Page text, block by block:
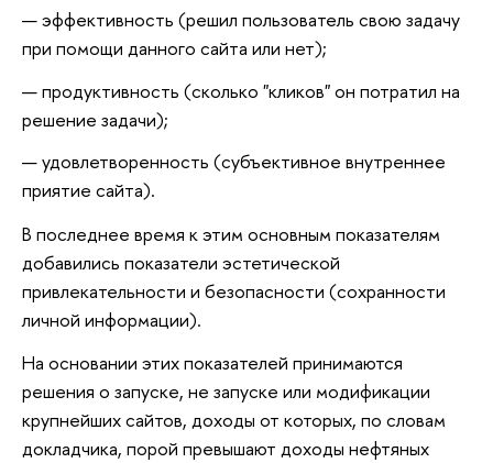
эффективность (решил пользователь свою задачу
при помощи данного сайта или нет);
продуктивность (сколько "кликов" он потратил на
решение задачи);
удовлетворенность (субъективное внутреннее
приятие сайта).
В последнее время к этим основным показателям
добавились показатели эстетической
привлекательности и безопасности (сохранности
личной информации).
На основании этих показателей принимаются
решения о запуске, не запуске или модификации
крупнейших сайтов, доходы от которых, по словам
докладчика, порой превышают доходы нефтяных